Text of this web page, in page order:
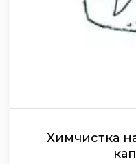
Химчистка